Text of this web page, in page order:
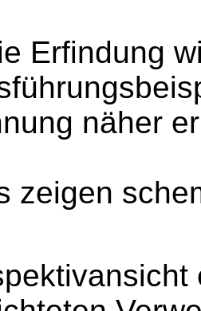
Erfindung
näher
zeigen